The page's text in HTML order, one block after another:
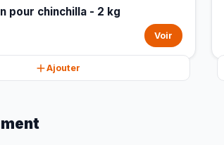
pour chinchilla - 2 kg
Voir
Ajouter